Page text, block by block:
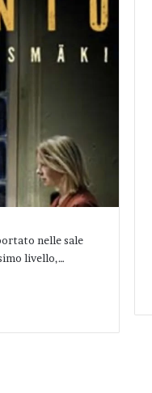
nelle sale
livello,…